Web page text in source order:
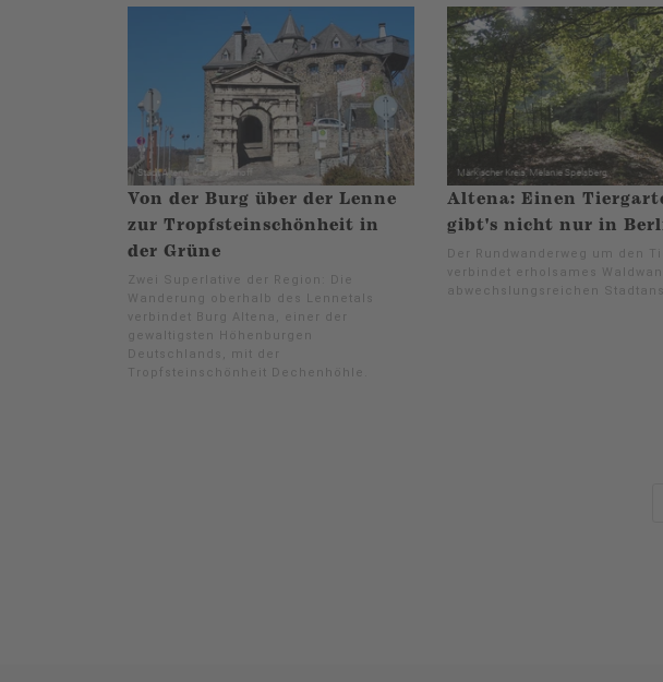
Von der Burg über der Lenne
zur Tropfsteinschönheit in
der Grüne
Zwei Superlative der Region: Die
Wanderung oberhalb des Lennetals
verbindet Burg Altena, einer der
gewaltigsten Höhenburgen
Deutschlands, mit der
Tropfsteinschönheit Dechenhöhle.
Altena: Einen
gibt's nicht nur in
Der Rundwanderweg um den
verbindet erholsames
abwechslungsreichen